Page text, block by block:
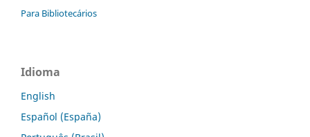
Para Bibliotecários
Idioma
English
Español (España)